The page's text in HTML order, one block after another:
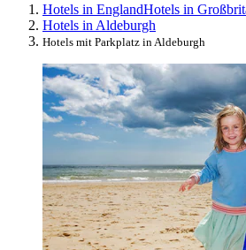
Hotels in EnglandHotels in
Hotels in Aldeburgh
Hotels mit Parkplatz in Aldeburgh